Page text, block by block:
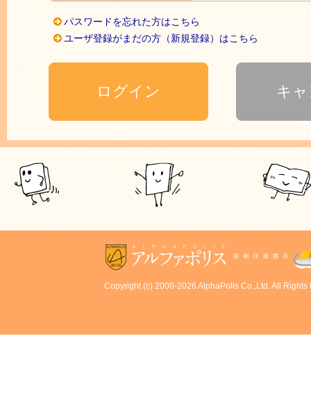
パスワードを忘れた方はこちら
ユーザ登録がまだの方（新規登録）はこちら
Copyright (c) 2000-2026 AlphaPolis Co.,Ltd. All Rights